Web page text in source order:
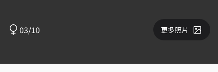
03/10 更多照片